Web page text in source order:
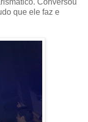
que ele faz e